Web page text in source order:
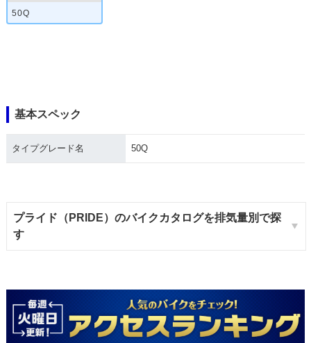
50Q
基本スペック
タイプグレード名 50Q
プライド（PRIDE）のバイクカタログを排気量別で探
す